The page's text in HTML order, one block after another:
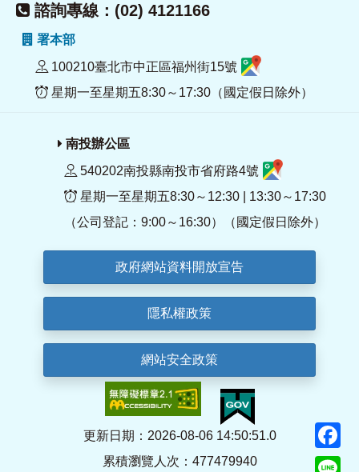
諮詢專線：(02) 4121166
署本部
100210臺北市中正區福州街15號
星期一至星期五8:30～17:30（國定假日除外）
南投辦公區
540202南投縣南投市省府路4號
星期一至星期五8:30～12:30 | 13:30～17:30
（公司登記：9:00～16:30）（國定假日除外）
政府網站資料開放宣告
隱私權政策
網站安全政策
更新日期：2026-08-06 14:50:51.0
累積瀏覽人次：477479940